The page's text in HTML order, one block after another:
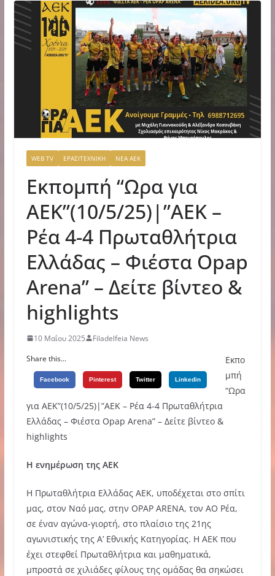
WEB TV ΕΡΑΣΙΤΕΧΝΙΚΗ ΝΕΑ ΑΕΚ
Εκπομπή “Ωρα για
ΑΕΚ”(10/5/25)|”AEK –
Ρέα 4-4 Πρωταθλήτρια
Ελλάδας – Φιέστα Opap
Arena” – Δείτε βίντεο &
highlights
10 Μαΐου 2025
Filadelfeia News
Share this...
Facebook Pinterest Twitter Linkedin
Εκπο
μπή
“Ωρα
για ΑΕΚ”(10/5/25)|”AEK – Ρέα 4-4 Πρωταθλήτρια
Ελλάδας – Φιέστα Opap Arena” – Δείτε βίντεο &
highlights
Η ενημέρωση της ΑΕΚ
Η Πρωταθλήτρια Ελλάδας ΑΕΚ, υποδέχεται στο σπίτι
μας, στον Ναό μας, στην OPAP ARENA, τον ΑΟ Ρέα,
σε έναν αγώνα-γιορτή, στο πλαίσιο της 21ης
αγωνιστικής της Α’ Εθνικής Κατηγορίας. Η ΑΕΚ που
έχει στεφθεί Πρωταθλήτρια και μαθηματικά,
μπροστά σε χιλιάδες φίλους της ομάδας θα σηκώσει